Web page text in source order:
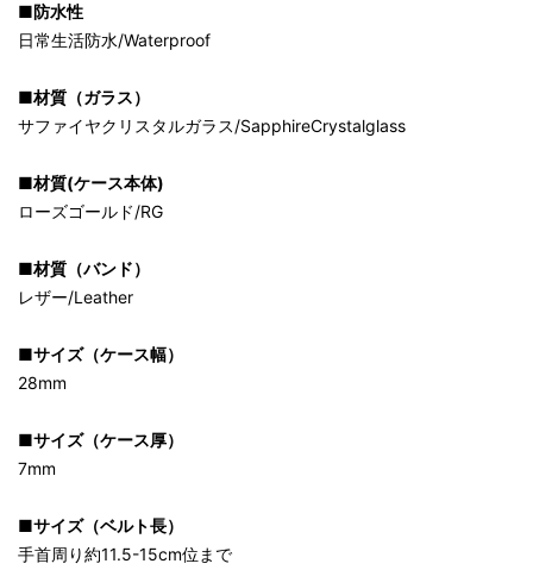
■防水性
日常生活防水/Waterproof
■材質（ガラス）
サファイヤクリスタルガラス/SapphireCrystalglass
■材質(ケース本体)
ローズゴールド/RG
■材質（バンド）
レザー/Leather
■サイズ（ケース幅）
28mm
■サイズ（ケース厚）
7mm
■サイズ（ベルト長）
手首周り約11.5-15cm位まで